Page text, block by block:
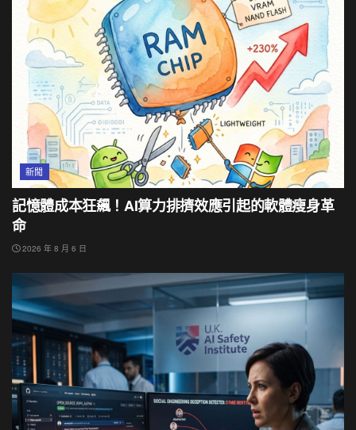
新聞
記憶體成本狂飆！AI算力排擠效應引起的軟體瘦身革
命
2026 年 8 月 6 日